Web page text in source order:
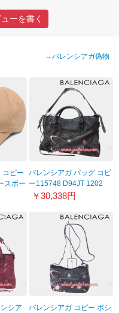
ーを書く
→バレンシアガ偽物
ピー
スボー
バレンシアガ バッグ コピ
ー115748 D94JT 1202
ザ・シティ バレンシアガ
バッグ ANTRACITE ダー
クグレー キーワード
￥30,338円
シア
バレンシアガ コピー ポシ